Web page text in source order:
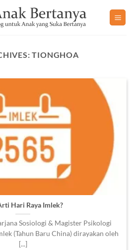
TIONGHOA
Hari Raya Imlek?
Sosiologi & Magister Psikologi
(Tahun Baru China) dirayakan oleh
[...]